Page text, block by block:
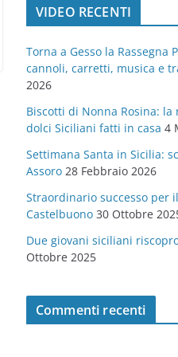
o
r
e
VIDEO RECENTI
Torna a Gesso la Rassegna
cannoli, carretti, musica e
2026
Biscotti di Nonna Rosina:
dolci Siciliani fatti in casa 4
Settimana Santa in Sicilia:
Assoro 28 Febbraio 2026
Straordinario successo per
Castelbuono 30 Ottobre
Due giovani siciliani
Ottobre 2025
Commenti recenti